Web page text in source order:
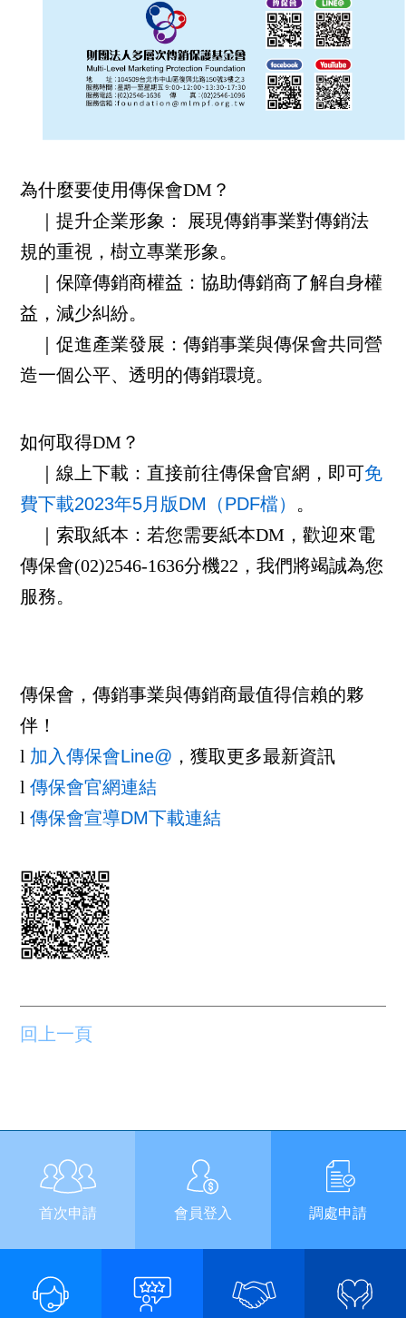
為什麼要使用傳保會DM？
｜提升企業形象： 展現傳銷事業對傳銷法
規的重視，樹立專業形象。
｜保障傳銷商權益：協助傳銷商了解自身權
益，減少糾紛。
｜促進產業發展：傳銷事業與傳保會共同營
造一個公平、透明的傳銷環境。
如何取得DM？
｜線上下載：直接前往傳保會官網，即可免
費下載2023年5月版DM（PDF檔） 。
｜索取紙本：若您需要紙本DM，歡迎來電
傳保會(02)2546-1636分機22，我們將竭誠為您
服務。
傳保會，傳銷事業與傳銷商最值得信賴的夥
伴！
l 加入傳保會Line@ ，獲取更多最新資訊
l傳保會官網連結
l傳保會宣導DM下載連結
回上一頁
首次申請 會員登入 調處申請